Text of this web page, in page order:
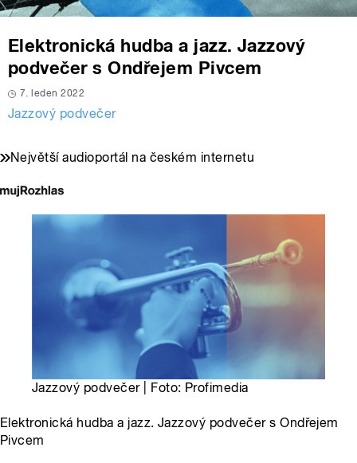
Elektronická hudba a jazz. Jazzový
podvečer s Ondřejem Pivcem
7. leden 2022
Jazzový podvečer
Největší audioportál na českém internetu
Jazzový podvečer | Foto: Profimedia
Elektronická hudba a jazz. Jazzový podvečer s Ondřejem
Pivcem